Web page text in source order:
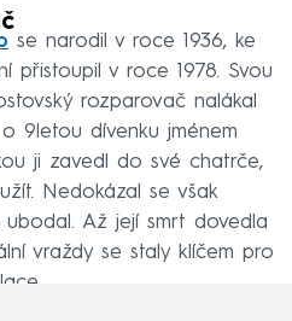
se narodil v roce 1936, ke
přistoupil v roce 1978. Svou
rozparovač nalákal
9letou dívenku jménem
ji zavedl do své chatrče,
Nedokázal se však
Až její smrt dovedla
vraždy se staly klíčem pro